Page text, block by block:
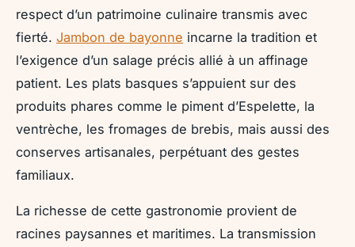
respect d’un patrimoine culinaire transmis avec
fierté. Jambon de bayonne incarne la tradition et
l’exigence d’un salage précis allié à un affinage
patient. Les plats basques s’appuient sur des
produits phares comme le piment d’Espelette, la
ventrèche, les fromages de brebis, mais aussi des
conserves artisanales, perpétuant des gestes
familiaux.
La richesse de cette gastronomie provient de
racines paysannes et maritimes. La transmission